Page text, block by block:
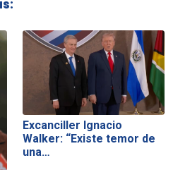
Excanciller Ignacio
Walker: “Existe temor de
una…